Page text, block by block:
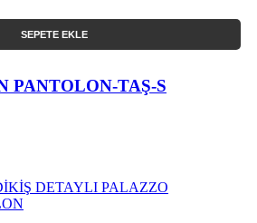
SEPETE EKLE
PANTOLON-TAŞ-S